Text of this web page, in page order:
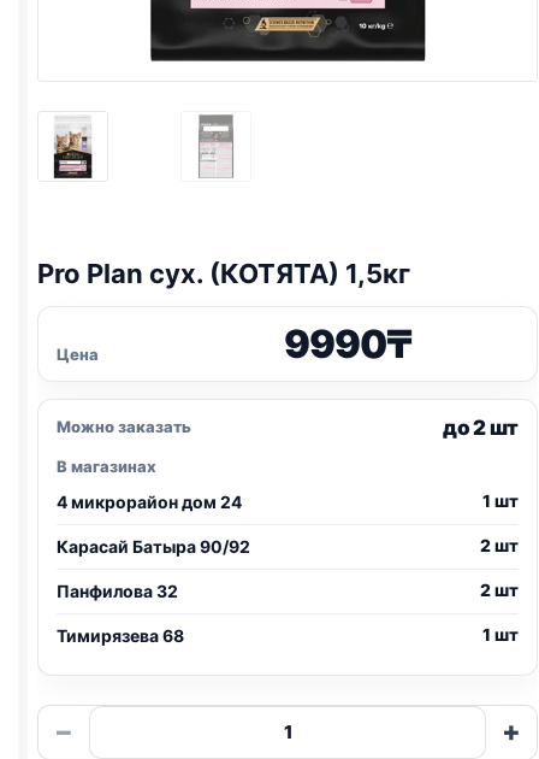
Pro Plan сух. (КОТЯТА) 1,5кг
Цена 9990₸
Можно заказать до 2 шт
В магазинах
4 микрорайон дом 24 1 шт
Карасай Батыра 90/92 2 шт
Панфилова 32 2 шт
Тимирязева 68 1 шт
−
Количество
товара
+